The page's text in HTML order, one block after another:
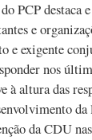
PCP destaca
e
e exigente
nos
à altura das
da
da CDU